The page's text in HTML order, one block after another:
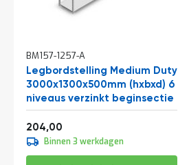
BM157-1257-A
Legbordstelling Medium Duty
3000x1300x500mm (hxbxd) 6
niveaus verzinkt beginsectie
Vanaf
204,00
Binnen 3 werkdagen